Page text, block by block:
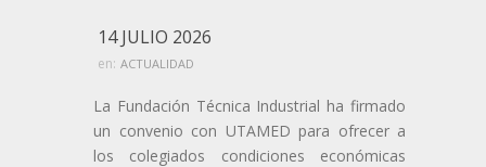
14 JULIO 2026
en: ACTUALIDAD
La Fundación Técnica Industrial ha firmado
un convenio con UTAMED para ofrecer a
los colegiados condiciones económicas